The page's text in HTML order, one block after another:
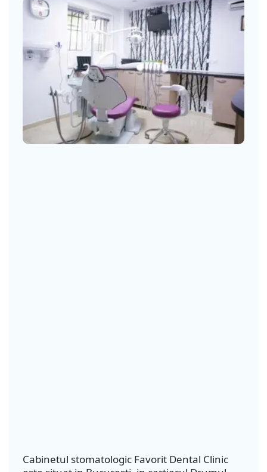
Cabinetul stomatologic Favorit Dental Clinic